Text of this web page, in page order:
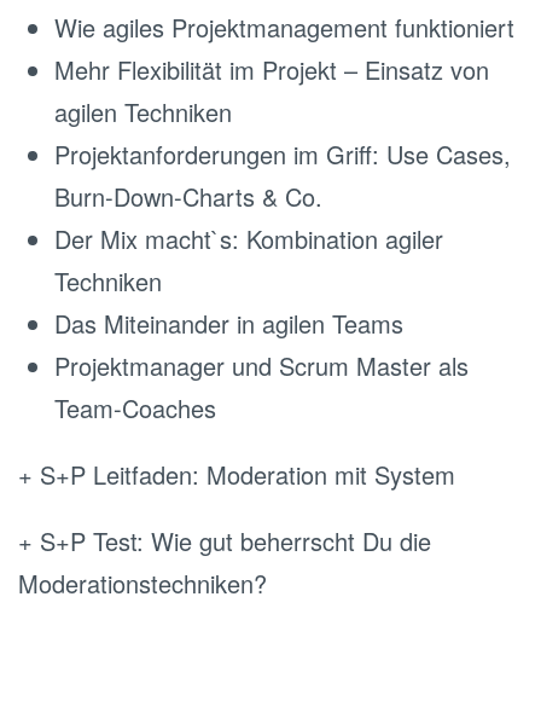
Wie agiles Projektmanagement funktioniert
Mehr Flexibilität im Projekt – Einsatz von
agilen Techniken
Projektanforderungen im Griff: Use Cases,
Burn-Down-Charts & Co.
Der Mix macht`s: Kombination agiler
Techniken
Das Miteinander in agilen Teams
Projektmanager und Scrum Master als
Team-Coaches
+ S+P Leitfaden: Moderation mit System
+ S+P Test: Wie gut beherrscht Du die
Moderationstechniken?